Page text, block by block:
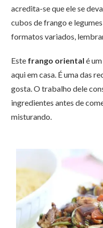
acredita-se que ele se
cubos de frango e
formatos variados,
Este frango oriental é
aqui em casa. É uma das
gosta. O trabalho dele
ingredientes antes de
misturando.